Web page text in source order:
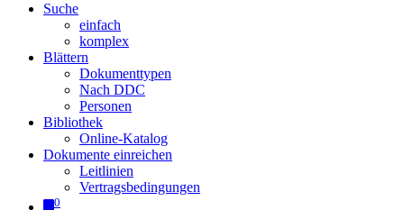
Suche
einfach
komplex
Blättern
Dokumenttypen
Nach DDC
Personen
Bibliothek
Online-Katalog
Dokumente einreichen
Leitlinien
Vertragsbedingungen
0